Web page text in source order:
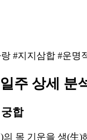
#지지삼합 #운명
일주 상세 분
합
의 목 기운을 생(生